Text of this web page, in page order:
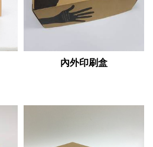
內外印刷盒